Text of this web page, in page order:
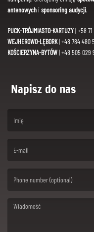
antenowychi sponsoring audycji.
PUCK-TRÓJMIASTO-KARTUZY| +58
WEJHEROWO-LĘBORK| +48 784 480
KOŚCIERZYNA-BYTÓW| +48 505 029
Napisz do nas